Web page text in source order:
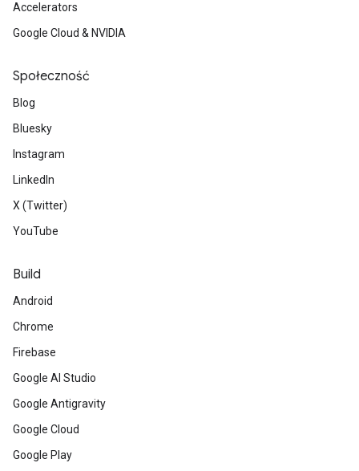
Accelerators
Google Cloud & NVIDIA
Społeczność
Blog
Bluesky
Instagram
LinkedIn
X (Twitter)
YouTube
Build
Android
Chrome
Firebase
Google AI Studio
Google Antigravity
Google Cloud
Google Play